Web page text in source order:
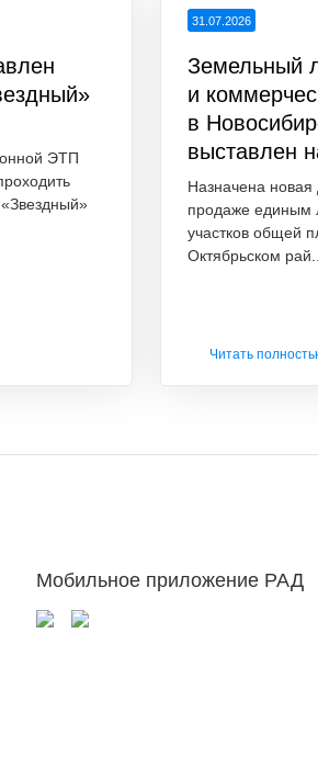
ЭТП
31.07.2026
Земельный
и
в
выставлен
Назначена новая
продаже единым
участков общей
Октябрьском рай...
Читать
Мобильное приложение РАД